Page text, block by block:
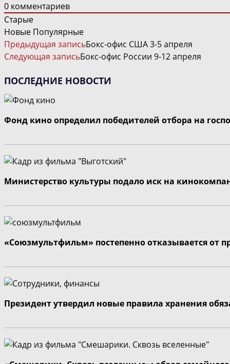
0 комментариев
Старые
Новые Популярные
ЧИТАТЬ
ДАЛЕЕ
СТАТЬИ
Предыдущая записьБокс-офис США 3-5 апреля
Следующая записьБокс-офис России 9-12 апреля
ПОСЛЕДНИЕ НОВОСТИ
Фонд кино определил победителей отбора на
Министерство культуры подало иск на
«Союзмультфильм» постепенно отказывается от
Президент утвердил новые правила хранения